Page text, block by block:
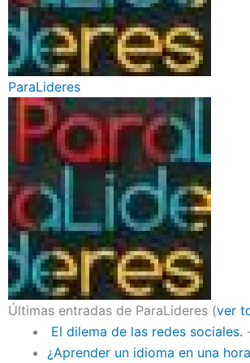
ParaLideres
Últimas entradas de ParaLideres (ver
El dilema de las redes sociales.
¿Aprender un idioma en una